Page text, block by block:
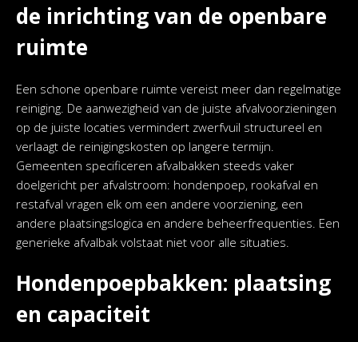
de inrichting van de openbare
ruimte
Een schone openbare ruimte vereist meer dan regelmatige
reiniging. De aanwezigheid van de juiste afvalvoorzieningen
op de juiste locaties vermindert zwerfvuil structureel en
verlaagt de reinigingskosten op langere termijn.
Gemeenten specificeren afvalbakken steeds vaker
doelgericht per afvalstroom: hondenpoep, rookafval en
restafval vragen elk om een andere voorziening, een
andere plaatsingslogica en andere beheerfrequenties. Een
generieke afvalbak volstaat niet voor alle situaties.
Hondenpoepbakken: plaatsing
en capaciteit